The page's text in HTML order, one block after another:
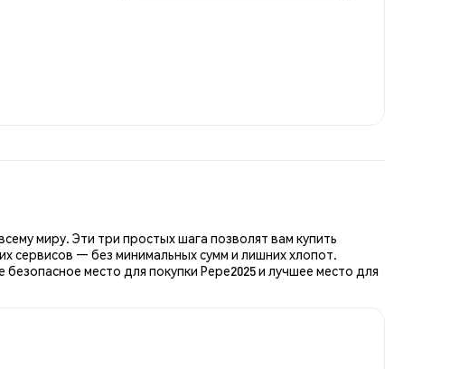
миру. Эти три простых шага позволят вам купить
сервисов — без минимальных сумм и лишних хлопот.
место для покупки Pepe2025 и лучшее место для